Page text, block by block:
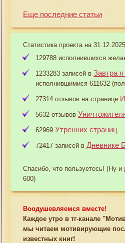
Еще последние статьи
Статистика проекта на 31.12.2025
129788 исполнившихся
1233283 записей в Завтра
исполнившимися 611632
27314 отзывов на странице
5632 отзывов
62969 Утренних страниц
72417 записей в Дневнике
Спасибо, что пользуетесь! (Ну и
600)
Воодушевляемся вместе!
Каждое утро в тг-канале
мы читаем мотивирующие
известных книг!